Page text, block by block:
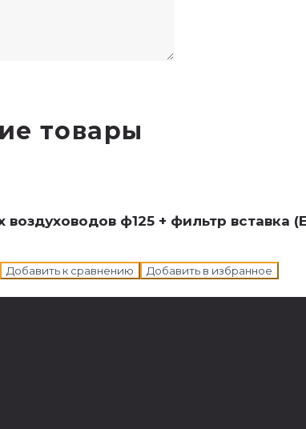
товары
ф125 + фильтр вставка
Добавить к сравнению Добавить в избранное